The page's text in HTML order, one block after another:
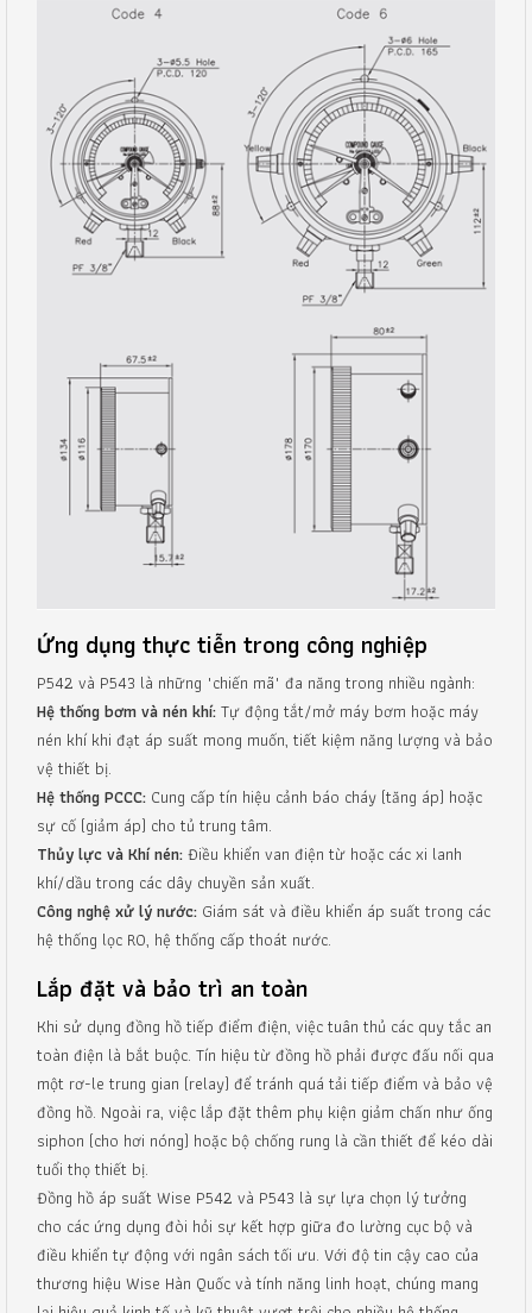
Ứng dụng thực tiễn trong công nghiệp
P542 và P543 là những "chiến mã" đa năng trong nhiều ngành:
Hệ thống bơm và nén khí:Tự động tắt/mở máy bơm hoặc máy
nén khí khi đạt áp suất mong muốn, tiết kiệm năng lượng và bảo
vệ thiết bị.
Hệ thống PCCC: Cung cấp tín hiệu cảnh báo cháy (tăng áp) hoặc
sự cố (giảm áp) cho tủ trung tâm.
Thủy lực và Khí nén:Điều khiển van điện từ hoặc các xi lanh
khí/dầu trong các dây chuyền sản xuất.
Công nghệ xử lý nước: Giám sát và điều khiển áp suất trong các
hệ thống lọc RO, hệ thống cấp thoát nước.
Lắp đặt và bảo trì an toàn
Khi sử dụng đồng hồ tiếp điểm điện, việc tuân thủ các quy tắc an
toàn điện là bắt buộc. Tín hiệu từ đồng hồ phải được đấu nối qua
một rơ-le trung gian (relay) để tránh quá tải tiếp điểm và bảo vệ
đồng hồ. Ngoài ra, việc lắp đặt thêm phụ kiện giảm chấn như ống
siphon (cho hơi nóng) hoặc bộ chống rung là cần thiết để kéo dài
tuổi thọ thiết bị.
Đồng hồ áp suất Wise P542 và P543 là sự lựa chọn lý tưởng
cho các ứng dụng đòi hỏi sự kết hợp giữa đo lường cục bộ và
điều khiển tự động với ngân sách tối ưu. Với độ tin cậy cao của
thương hiệu Wise Hàn Quốc và tính năng linh hoạt, chúng mang